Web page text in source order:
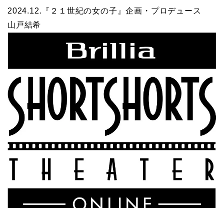
2024.12.『２１世紀の女の子』企画・プロデュース
山戸結希